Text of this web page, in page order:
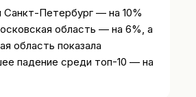
Санкт-Петербург — на 10%
область — на 6%, а
область показала
падение среди топ-10 — на